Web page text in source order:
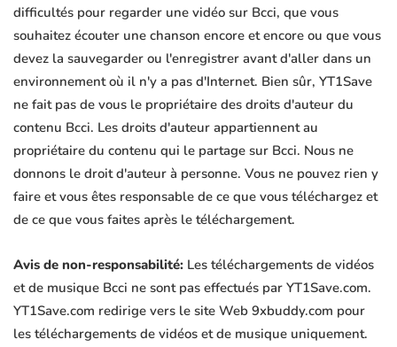
difficultés pour regarder une vidéo sur Bcci, que vous
souhaitez écouter une chanson encore et encore ou que vous
devez la sauvegarder ou l'enregistrer avant d'aller dans un
environnement où il n'y a pas d'Internet. Bien sûr, YT1Save
ne fait pas de vous le propriétaire des droits d'auteur du
contenu Bcci. Les droits d'auteur appartiennent au
propriétaire du contenu qui le partage sur Bcci. Nous ne
donnons le droit d'auteur à personne. Vous ne pouvez rien y
faire et vous êtes responsable de ce que vous téléchargez et
de ce que vous faites après le téléchargement.
Avis de non-responsabilité: Les téléchargements de vidéos
et de musique Bcci ne sont pas effectués par YT1Save.com.
YT1Save.com redirige vers le site Web 9xbuddy.com pour
les téléchargements de vidéos et de musique uniquement.